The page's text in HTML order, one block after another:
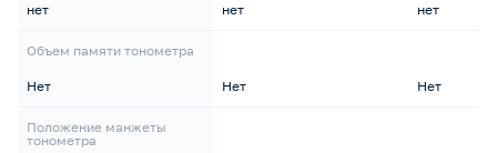
нет
Объем памяти тонометра
Нет
Положение манжеты
тонометра
нет
Нет
нет
Нет